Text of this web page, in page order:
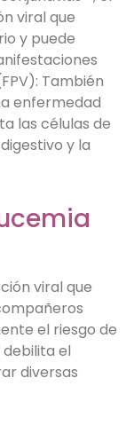
viral que
y puede
También
enfermedad
las células de
y la
viral que
el riesgo de
el
diversas